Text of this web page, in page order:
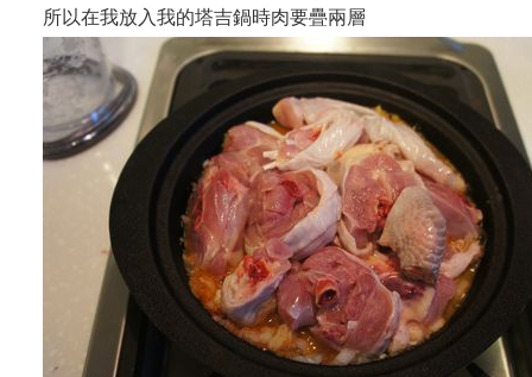
所以在我放入我的塔吉鍋時肉要疊兩層